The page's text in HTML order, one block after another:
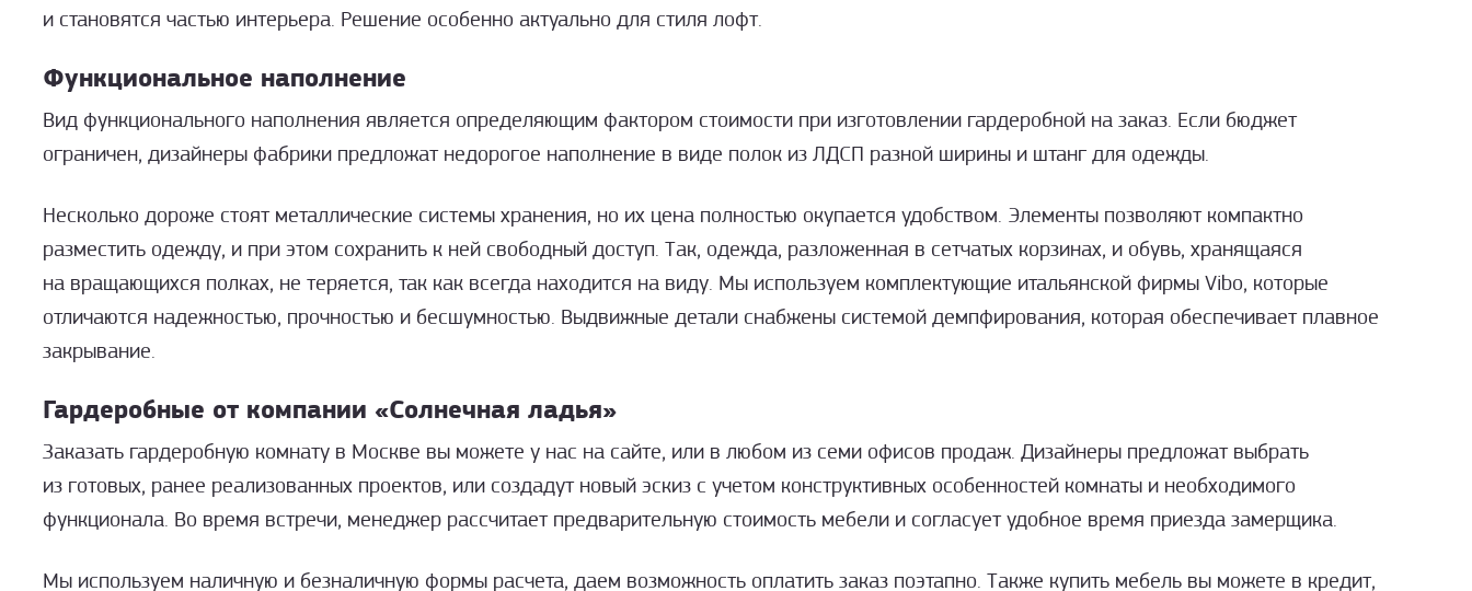
и становятся частью интерьера. Решение особенно актуально для стиля лофт.
Функциональное наполнение
Вид функционального наполнения является определяющим фактором стоимости при изготовлении гардеробной на заказ. Если бюджет
ограничен, дизайнеры фабрики предложат недорогое наполнение в виде полок из ЛДСП разной ширины и штанг для одежды.
Несколько дороже стоят металлические системы хранения, но их цена полностью окупается удобством. Элементы позволяют компактно
разместить одежду, и при этом сохранить к ней свободный доступ. Так, одежда, разложенная в сетчатых корзинах, и обувь, хранящаяся
на вращающихся полках, не теряется, так как всегда находится на виду. Мы используем комплектующие итальянской фирмы Vibo, которые
отличаются надежностью, прочностью и бесшумностью. Выдвижные детали снабжены системой демпфирования, которая обеспечивает плавное
закрывание.
Гардеробные от компании «Солнечная ладья»
Заказать гардеробную комнату в Москве вы можете у нас на сайте, или в любом из семи офисов продаж. Дизайнеры предложат выбрать
из готовых, ранее реализованных проектов, или создадут новый эскиз с учетом конструктивных особенностей комнаты и необходимого
функционала. Во время встречи, менеджер рассчитает предварительную стоимость мебели и согласует удобное время приезда замерщика.
Мы используем наличную и безналичную формы расчета, даем возможность оплатить заказ поэтапно. Также купить мебель вы можете в кредит,